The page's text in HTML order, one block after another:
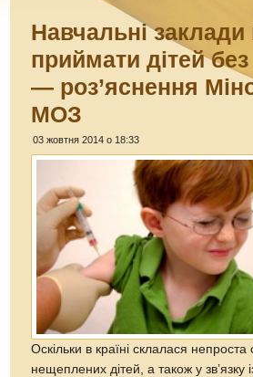
Навчальні
приймати дітей
— роз’яснення
МОЗ
03 жовтня 2014 о 18:33
Оскільки в країні склалася непроста
нещеплених дітей, а також у зв’язку